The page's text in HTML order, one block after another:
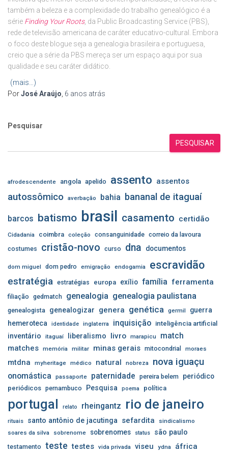
também a beleza e a complexidade do trabalho genealógico é a
série Finding Your Roots, da Public Broadcasting Service (PBS),
rede de televisão americana de caráter educativo-cultural. Embora
o foco deste blogue seja a genealogia brasileira e portuguesa,
creio que a série da PBS mereça ser um espaço aqui por sua
qualidade e seu caráter didático.
(mais…)
PorJosé Araújo 6 anos atrás
Pesquisar
PESQUISAR
afrodescendente angola apelido assento assentos
autossômico averbação bahia bananal de itaguaí
barcos batismo brasil casamento certidão
Cidadania coimbra coleção consanguinidade correio da lavoura
costumes
cristão-novo curso dna documentos
dom miguel dom pedro emigração endogamia escravidão
estratégia estratégias europa exílio família ferramenta
filiação gedmatch genealogia genealogia paulistana
genealogista genealogizar genera genética germil
guerra
hemeroteca
identidade inglaterra inquisição inteligência artificial
inventário itaguaí liberalismo livro marapicu match
matches memória militar minas gerais mitocondrial moraes
mtdna myheritage médico natural nobreza nova iguaçu
onomástica passaporte paternidade pereira belem periódico
periódicos pernambuco Pesquisa poema política
portugal relato rheingantz rio de janeiro
rituais santo antônio de jacutinga sefardita
sindicalismo
soares da silva
sobrenome sobrenomes status são paulo
testamento teste testes vida privada viseu ydna áfrica